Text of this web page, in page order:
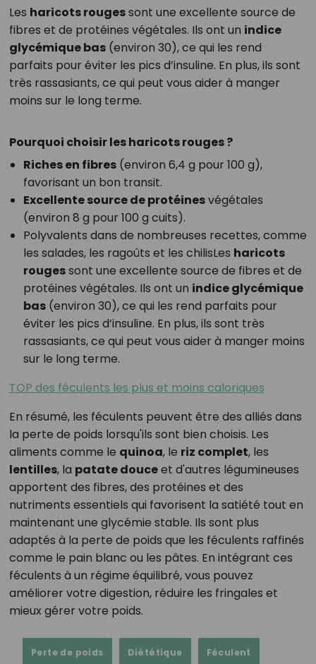
Les haricots rougessont une excellente source de
fibres et de protéines végétales. Ils ont un indice
glycémique bas(environ 30), ce qui les rend
parfaits pour éviter les pics d’insuline. En plus, ils sont
très rassasiants, ce qui peut vous aider à manger
moins sur le long terme.
Pourquoi choisir les haricots rouges ?
Riches en fibres(environ 6,4 g pour 100 g),
favorisant un bon transit.
Excellente source de protéinesvégétales
(environ 8 g pour 100 g cuits).
Polyvalents dans de nombreuses recettes, comme
les salades, les ragoûts et les chilisLes haricots
rougessont une excellente source de fibres et de
protéines végétales. Ils ont un indice glycémique
bas(environ 30), ce qui les rend parfaits pour
éviter les pics d’insuline. En plus, ils sont très
rassasiants, ce qui peut vous aider à manger moins
sur le long terme.
TOP des féculents les plus et moins caloriques
En résumé, les féculents peuvent être des alliés dans
la perte de poids lorsqu'ils sont bien choisis. Les
aliments comme le quinoa, le riz complet, les
lentilles, la patate douceet d'autres légumineuses
apportent des fibres, des protéines et des
nutriments essentiels qui favorisent la satiété tout en
maintenant une glycémie stable. Ils sont plus
adaptés à la perte de poids que les féculents raffinés
comme le pain blanc ou les pâtes. En intégrant ces
féculents à un régime équilibré, vous pouvez
améliorer votre digestion, réduire les fringales et
mieux gérer votre poids.
Perte de poids Diététique Féculent